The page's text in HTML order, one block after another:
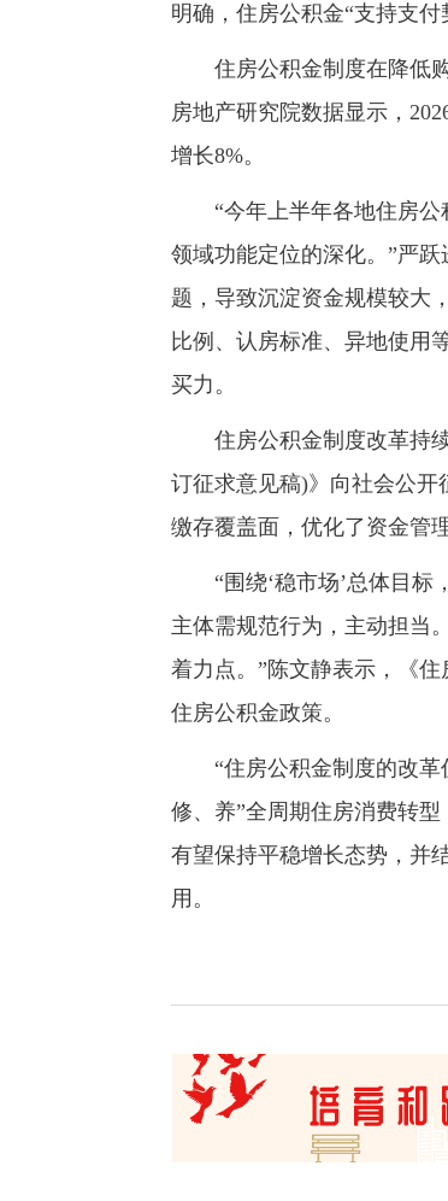
明确，住房公积金“支持支付
住房公积金制度在降低购
房地产研究院数据显示，
增长8%。
“今年上半年各地住房公
领域功能定位的深化。”严
题，导致沉淀资金规模较大
比例、认房标准、异地使用
买力。
住房公积金制度改革持续
订征求意见稿)》向社会公开
缴存覆盖面，优化了资金管
“围绕‘稳市场’总体目标
主体需规范行为，主动担当
着力点。”陈文静表示，《
住房公积金政策。
“住房公积金制度的改革仍
修、养”全周期住房消费转
有望保持平稳增长态势，并
用。